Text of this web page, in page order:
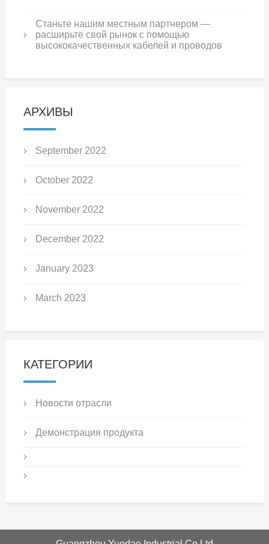
Станьте нашим местным партнером —
расширьте свой рынок с помощью
высококачественных кабелей и проводов
АРХИВЫ
September 2022
October 2022
November 2022
December 2022
January 2023
March 2023
КАТЕГОРИИ
Новости отрасли
Демонстрация продукта